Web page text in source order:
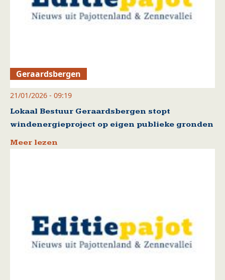
Geraardsbergen
21/01/2026 - 09:19
Lokaal Bestuur Geraardsbergen stopt
windenergieproject op eigen publieke gronden
Meer lezen